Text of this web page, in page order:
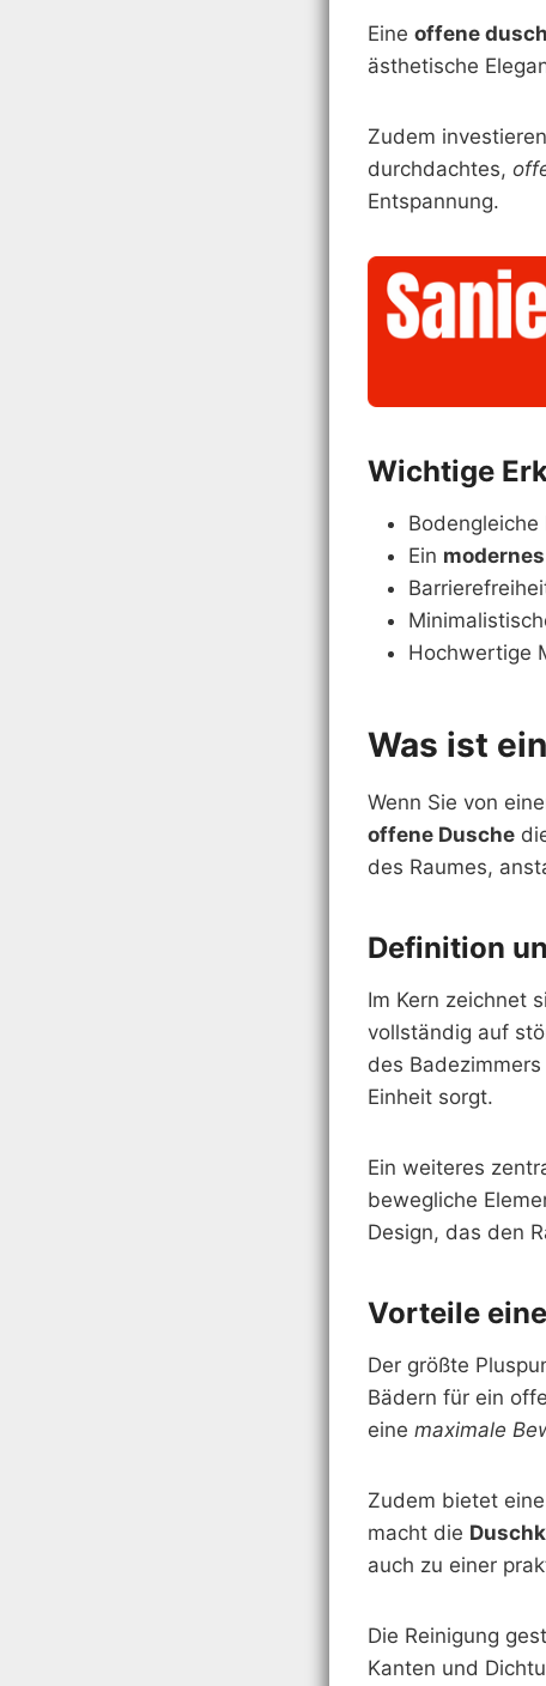
Eine offene
ästhetische
Zudem
durchdachtes,
Entspannung.
Wichtige
Bodengleiche
Ein
Hochwertige
Was ist
Wenn Sie von
offene Dusche
des Raumes,
Definition
Im Kern zeichnet
vollständig auf
des
Einheit sorgt.
Ein weiteres
bewegliche
Design, das den
Vorteile
Der größte
Bädern für ein
eine maximale
Zudem bietet eine
macht die
auch zu einer
Die Reinigung
Kanten und